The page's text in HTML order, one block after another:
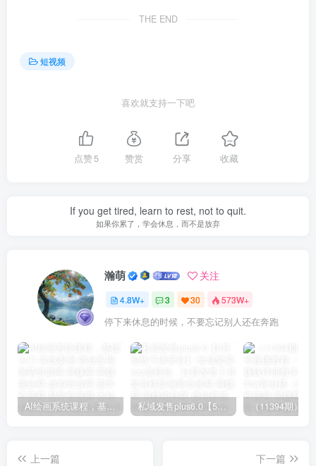
THE END
短视频
喜欢就支持一下吧
点赞5 赞赏 分享 收藏
If you get tired, learn to rest, not to quit.
如果你累了，学会休息，而不是放弃
瀚萌 关注
4.8W+ 3 30 573W+
停下来休息的时候，不要忘记别人还在奔跑
AI绘画系统课程，基础入门-实战案例-商业应用 私域发售plus6.0【5月份线下课录音】/全域套装sop流程包，社群发售工具套装模型
上一篇
下一篇